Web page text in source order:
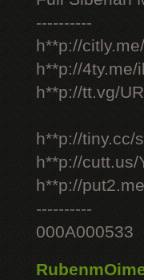
----------
h**p://
h**p://4ty.me/
h**p://tt.vg/
h**p://tiny.cc/
h**p://cutt.us/
h**p://
----------
000A000533